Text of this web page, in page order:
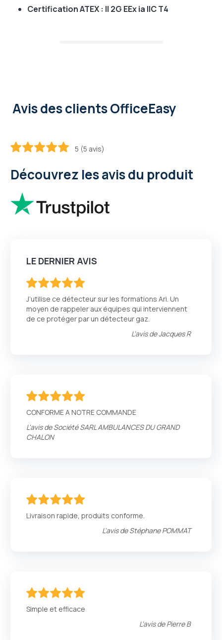
Certification ATEX : II 2G EEx ia IIC T4
Avis des clients OfficeEasy
5 (5 avis)
Découvrez les avis du produit
LE DERNIER AVIS
J’utilise ce détecteur sur les formations Ari. Un
moyen de rappeler aux équipes qui interviennent
de ce protéger par un détecteur gaz.
L'avis deJacques R
CONFORME A NOTRE COMMANDE
L'avis deSociété SARL AMBULANCES DU GRAND
CHALON
Livraison rapide, produits conforme.
L'avis deStéphane POMMAT
Simple et efficace
L'avis dePierre B